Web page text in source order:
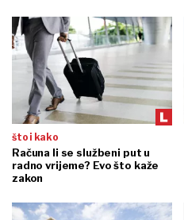
što i kako
Računa li se službeni put u
radno vrijeme? Evo što kaže
zakon